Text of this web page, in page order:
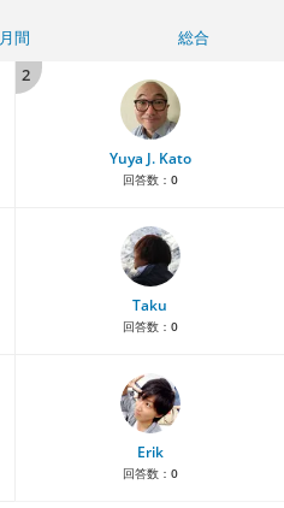
月間
総合
2
Yuya J. Kato
回答数： 0
Taku
回答数： 0
Erik
回答数： 0